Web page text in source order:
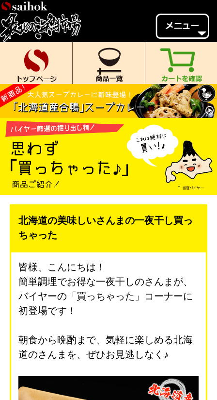
会員様メニュー
ゲスト
様、
いらっしゃいませ。
ご来店ありがとうございます。
新規会員登録 ログイン
MYページ MYクーポン
ポイント履歴 お気に入り
レビュー投稿 閲覧履歴
当店について
初めての方へ 送料・お支払い
返品について ご利用ガイド
メルマガ登録
特定商取引法表示 個人情報の取扱い
北海道の美味しいさんまの一夜干し買っ
ちゃった
皆様、こんにちは！
簡単調理でお得な一夜干しのさんまが、
バイヤーの「買っちゃった」コーナーに
初登場です！
朝食から晩酌まで、気軽に楽しめる北海
道のさんまを、ぜひお見逃しなく♪